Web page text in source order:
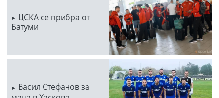
ЦСКА се прибра от
Батуми
Васил Стефанов за